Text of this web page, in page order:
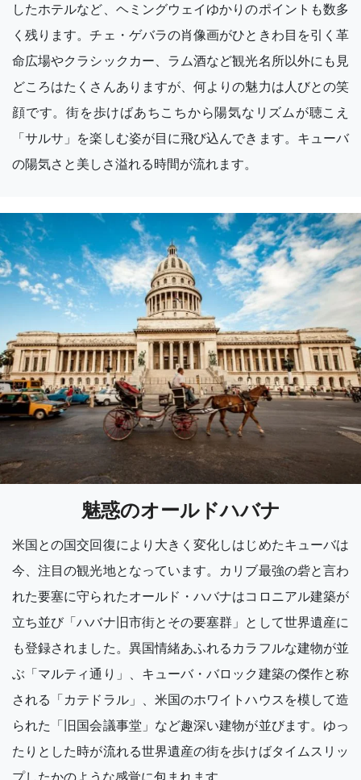
したホテルなど、ヘミングウェイゆかりのポイントも数多
く残ります。チェ・ゲバラの肖像画がひときわ目を引く革
命広場やクラシックカー、ラム酒など観光名所以外にも見
どころはたくさんありますが、何よりの魅力は人びとの笑
顔です。街を歩けばあちこちから陽気なリズムが聴こえ
「サルサ」を楽しむ姿が目に飛び込んできます。キューバ
の陽気さと美しさ溢れる時間が流れます。
魅惑のオールドハバナ
米国との国交回復により大きく変化しはじめたキューバは
今、注目の観光地となっています。カリブ最強の砦と言わ
れた要塞に守られたオールド・ハバナはコロニアル建築が
立ち並び「ハバナ旧市街とその要塞群」として世界遺産に
も登録されました。異国情緒あふれるカラフルな建物が並
ぶ「マルティ通り」、キューバ・バロック建築の傑作と称
される「カテドラル」、米国のホワイトハウスを模して造
られた「旧国会議事堂」など趣深い建物が並びます。ゆっ
たりとした時が流れる世界遺産の街を歩けばタイムスリッ